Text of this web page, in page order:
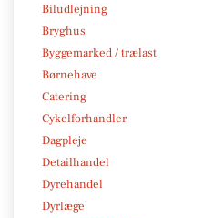
Biludlejning
Bryghus
Byggemarked / trælast
Børnehave
Catering
Cykelforhandler
Dagpleje
Detailhandel
Dyrehandel
Dyrlæge